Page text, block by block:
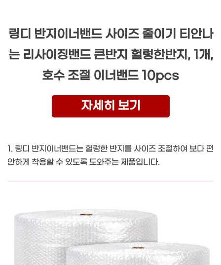
링디 반지이너밴드 사이즈 줄이기 티안나
는 리사이징밴드 큰반지 헐렁한반지, 1개,
호수 조절 이너밴드 10pcs
자세히 보기
1. 링디 반지이너밴드는 헐렁한 반지를 사이즈 조절하여 보다 편
안하게 착용할 수 있도록 도와주는 제품입니다.